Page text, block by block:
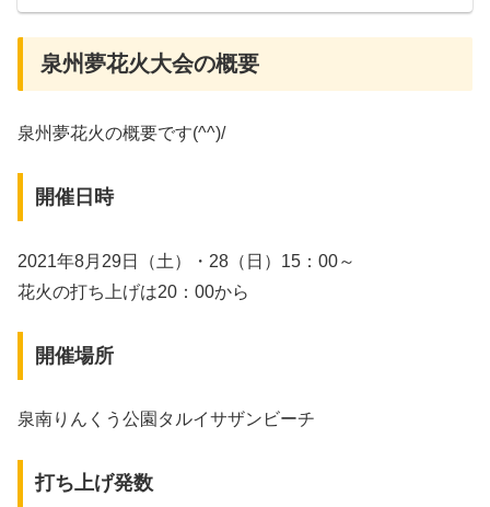
泉州夢花火大会の概要
泉州夢花火の概要です(^^)/
開催日時
2021年8月29日（土）・28（日）15：00～
花火の打ち上げは20：00から
開催場所
泉南りんくう公園タルイサザンビーチ
打ち上げ発数